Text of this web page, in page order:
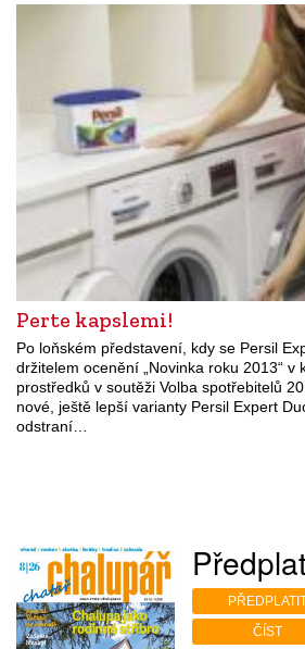
Perte kapslemi!
Po loňském představení, kdy se Persil
držitelem ocenění „Novinka roku 2013“ v
prostředků v soutěži Volba spotřebitelů
nové, ještě lepší varianty Persil Expert
odstraní…
ČÍST